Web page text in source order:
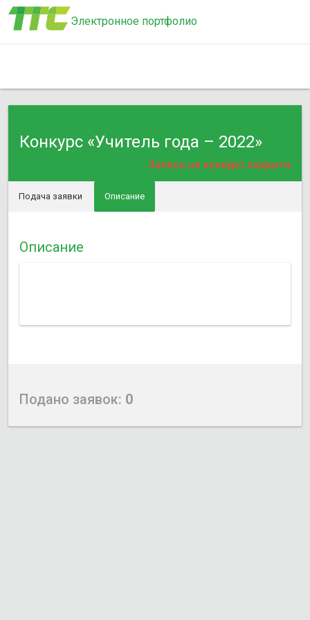
Электронное портфолио
Конкурс «Учитель года – 2022»
Запись на конкурс закрыта
Подача заявки Описание
Описание
Подано заявок: 0